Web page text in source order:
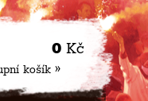
0 Kč
košík »